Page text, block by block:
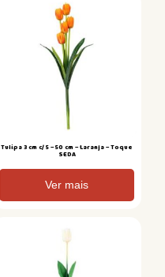
Tulipa 3 cm c/ 5 – 50 cm – Laranja – Toque
SEDA
Ver mais